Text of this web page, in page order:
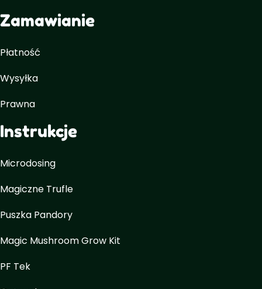
Zamawianie
Płatność
Wysyłka
Prawna
Instrukcje
Microdosing
Magiczne Trufle
Puszka Pandory
Magic Mushroom Grow Kit
PF Tek